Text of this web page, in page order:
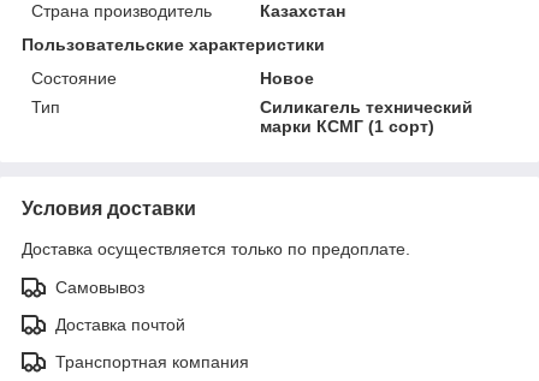
Страна производитель
Казахстан
Пользовательские характеристики
Состояние
Новое
Тип
Силикагель технический
марки КСМГ (1 сорт)
Условия доставки
Доставка осуществляется только по предоплате.
Самовывоз
Доставка почтой
Транспортная компания